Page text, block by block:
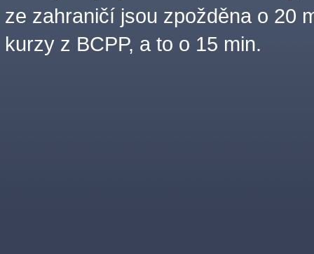
ze zahraničí jsou zpožděna o 20
kurzy z BCPP, a to o 15 min.